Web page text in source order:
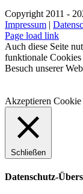
Copyright 2011 -
Impressum |
Facebook
Instagram
WhatsApp
YouTube
E-
Mail
Telefon
Page load link
Auch diese Seite
funktionale
Besuch unserer
Akzeptieren Cookie
Schließen
Datenschutz-